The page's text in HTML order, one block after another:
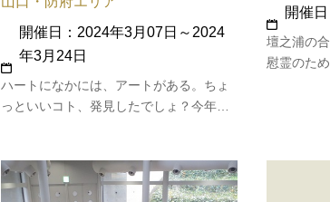
ハートになかには、アートがある。ちょ
っといいコト、発見したでしょ？今年も
口の中心アートにします。”ものづくりと
コミュニケーション”をテーマに、展覧会
開催日：2024年3月07日～2024
年3月24日
壇之浦の
慰霊のた
開催